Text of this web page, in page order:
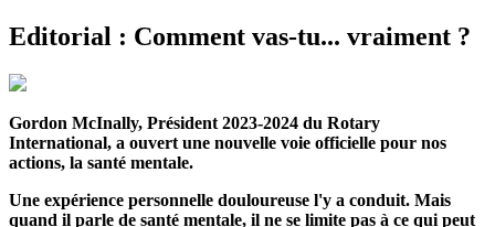
Editorial : Comment vas-tu... vraiment ?
Gordon McInally, Président 2023-2024 du Rotary
International, a ouvert une nouvelle voie officielle pour nos
actions, la santé mentale.
Une expérience personnelle douloureuse l'y a conduit. Mais
quand il parle de santé mentale, il ne se limite pas à ce qui peut